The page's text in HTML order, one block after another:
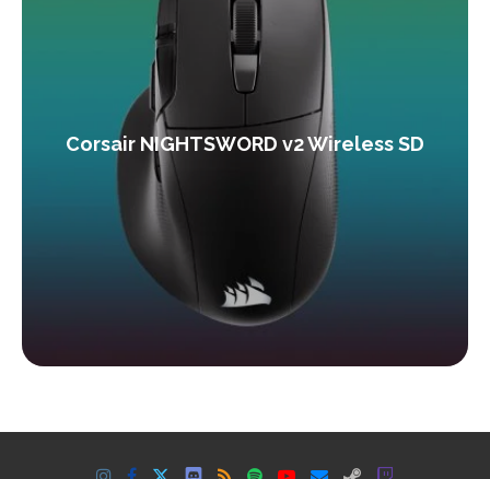
Corsair NIGHTSWORD v2 Wireless SD